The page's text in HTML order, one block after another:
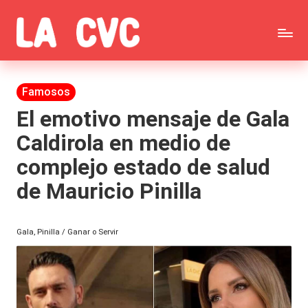
Saltar
al
contenido
C
o
p
u
c
h
a
s
y
F
ar
Todas
las
noticias
de
la
farándula,
Tierra
Brava,
Gran
Publicada
en
Famosos
El emotivo mensaje de Gala
Caldirola en medio de
complejo estado de salud
de Mauricio Pinilla
Gala, Pinilla / Ganar o Servir